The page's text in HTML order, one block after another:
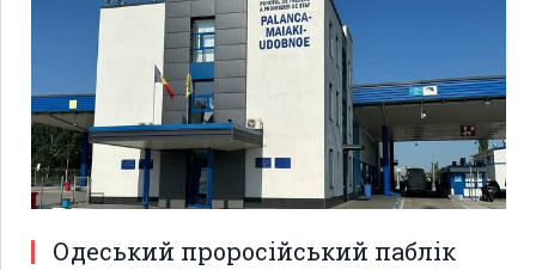
Одеський проросійський паблік